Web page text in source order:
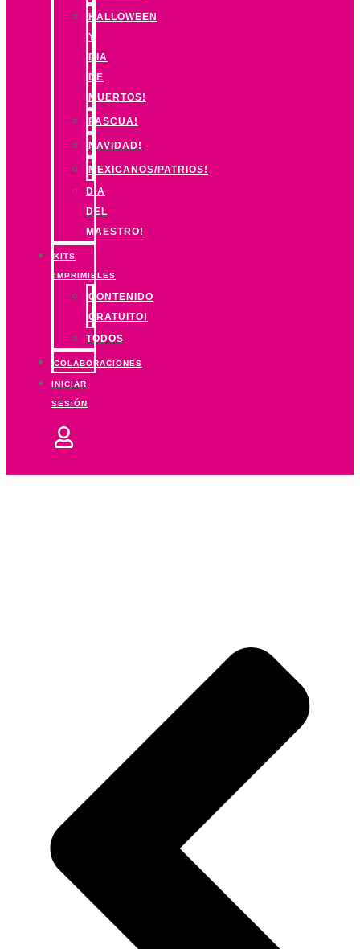
HALLOWEEN
Y
DIA
DE
MUERTOS!
PASCUA!
NAVIDAD!
MEXICANOS/PATRIOS!
DIA
DEL
MAESTRO!
KITS
IMPRIMIBLES
CONTENIDO
GRATUITO!
TODOS
COLABORACIONES
INICIAR
SESIÓN